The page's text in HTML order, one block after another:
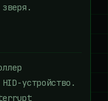
устройство.